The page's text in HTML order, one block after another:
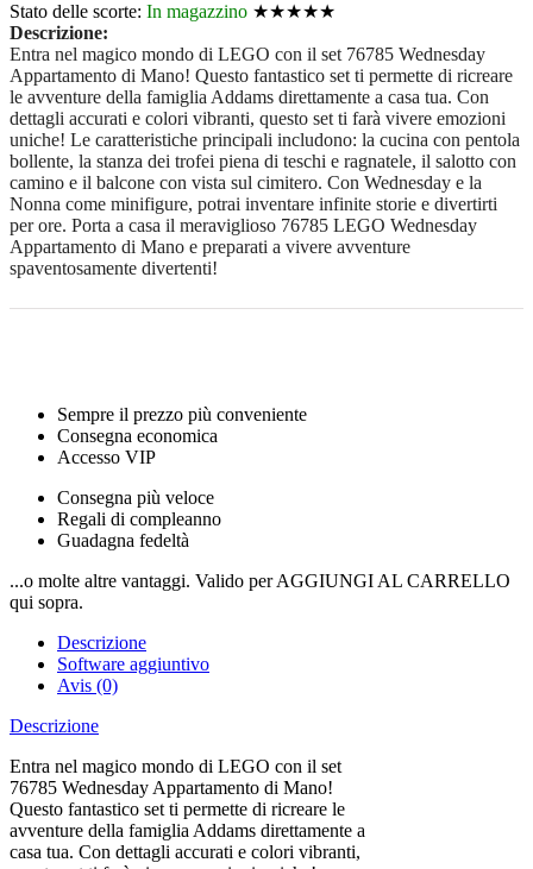
Stato delle scorte: In magazzino ★★★★★
Descrizione:
Entra nel magico mondo di LEGO con il set 76785 Wednesday
Appartamento di Mano! Questo fantastico set ti permette di ricreare
le avventure della famiglia Addams direttamente a casa tua. Con
dettagli accurati e colori vibranti, questo set ti farà vivere emozioni
uniche! Le caratteristiche principali includono: la cucina con pentola
bollente, la stanza dei trofei piena di teschi e ragnatele, il salotto con
camino e il balcone con vista sul cimitero. Con Wednesday e la
Nonna come minifigure, potrai inventare infinite storie e divertirti
per ore. Porta a casa il meraviglioso 76785 LEGO Wednesday
Appartamento di Mano e preparati a vivere avventure
spaventosamente divertenti!
Sempre il prezzo più conveniente
Consegna economica
Accesso VIP
Consegna più veloce
Regali di compleanno
Guadagna fedeltà
...o molte altre vantaggi. Valido per AGGIUNGI AL CARRELLO
qui sopra.
Descrizione
Software aggiuntivo
Avis (0)
Descrizione
Entra nel magico mondo di LEGO con il set
76785 Wednesday Appartamento di Mano!
Questo fantastico set ti permette di ricreare le
avventure della famiglia Addams direttamente a
casa tua. Con dettagli accurati e colori vibranti,